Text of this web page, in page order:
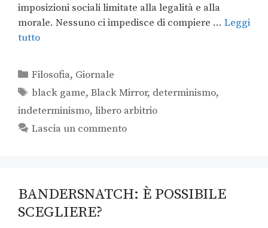
imposizioni sociali limitate alla legalità e alla
morale. Nessuno ci impedisce di compiere … Leggi
tutto
Filosofia, Giornale
black game,Black Mirror, determinismo,
indeterminismo, libero arbitrio
Lascia un commento
BANDERSNATCH: È POSSIBILE
SCEGLIERE?